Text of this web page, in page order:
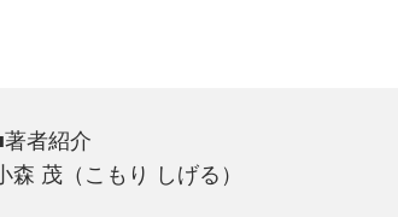
者紹介
森 茂（こもり しげる）